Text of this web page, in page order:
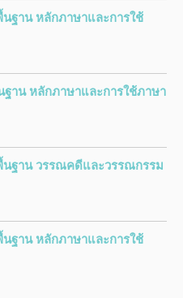
ฐาน หลักภาษาและการใช้
ฐาน หลักภาษาและการใช้ภาษา
ฐาน วรรณคดีและวรรณกรรม
ฐาน หลักภาษาและการใช้